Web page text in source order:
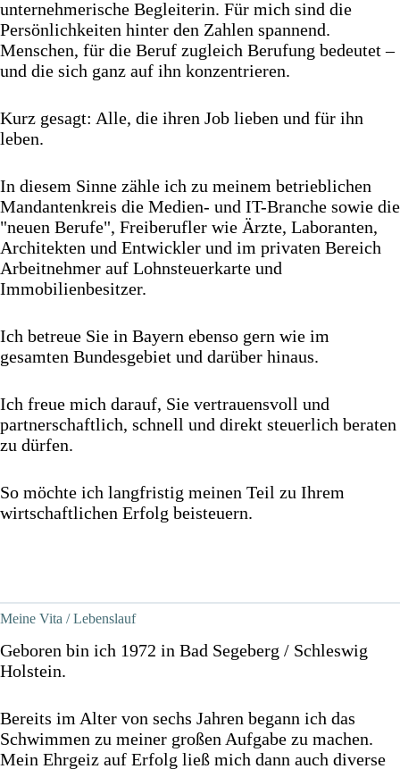
unternehmerische Begleiterin. Für mich sind die
Persönlichkeiten hinter den Zahlen spannend.
Menschen, für die Beruf zugleich Berufung bedeutet –
und die sich ganz auf ihn konzentrieren.
Kurz gesagt: Alle, die ihren Job lieben und für ihn
leben.
In diesem Sinne zähle ich zu meinem betrieblichen
Mandantenkreis die Medien- und IT-Branche sowie die
"neuen Berufe", Freiberufler wie Ärzte, Laboranten,
Architekten und Entwickler und im privaten Bereich
Arbeitnehmer auf Lohnsteuerkarte und
Immobilienbesitzer.
Ich betreue Sie in Bayern ebenso gern wie im
gesamten Bundesgebiet und darüber hinaus.
Ich freue mich darauf, Sie vertrauensvoll und
partnerschaftlich, schnell und direkt steuerlich beraten
zu dürfen.
So möchte ich langfristig meinen Teil zu Ihrem
wirtschaftlichen Erfolg beisteuern.
Meine Vita / Lebenslauf
Geboren bin ich 1972 in Bad Segeberg / Schleswig
Holstein.
Bereits im Alter von sechs Jahren begann ich das
Schwimmen zu meiner großen Aufgabe zu machen.
Mein Ehrgeiz auf Erfolg ließ mich dann auch diverse